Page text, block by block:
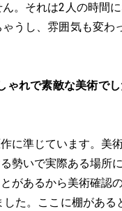
。それは2人の時間
うし、雰囲気も変わ
ゃれで素敵な美術で
に準じています。美
勢いで実際ある場所
があるから美術確認
た。ここに棚があ